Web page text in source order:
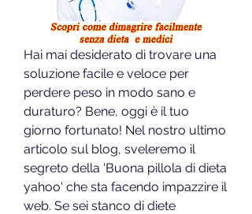
Hai mai desiderato di trovare una
soluzione facile e veloce per
perdere peso in modo sano e
duraturo? Bene, oggi è il tuo
giorno fortunato! Nel nostro ultimo
articolo sul blog, sveleremo il
segreto della 'Buona pillola di dieta
yahoo' che sta facendo impazzire il
web. Se sei stanco di diete